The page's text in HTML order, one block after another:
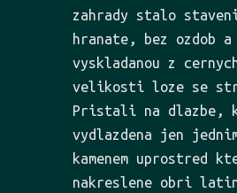
zahrady stalo
hranate, bez ozdob
vyskladanou z
velikosti loze se
Pristali na dlazbe,
vydlazdena jen
kamenem uprostred
nakreslene obri